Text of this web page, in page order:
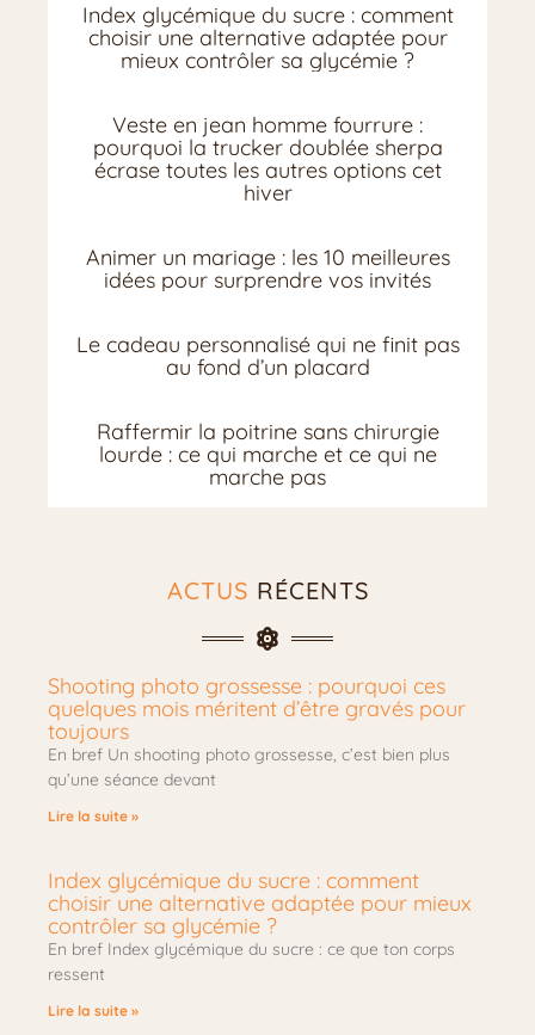
Index glycémique du sucre : comment
choisir une alternative adaptée pour
mieux contrôler sa glycémie ?
Veste en jean homme fourrure :
pourquoi la trucker doublée sherpa
écrase toutes les autres options cet
hiver
Animer un mariage : les 10 meilleures
idées pour surprendre vos invités
Le cadeau personnalisé qui ne finit pas
au fond d’un placard
Raffermir la poitrine sans chirurgie
lourde : ce qui marche et ce qui ne
marche pas
ACTUS RÉCENTS
Shooting photo grossesse : pourquoi ces
quelques mois méritent d’être gravés pour
toujours
En bref Un shooting photo grossesse, c’est bien plus
qu’une séance devant
Lire la suite »
Index glycémique du sucre : comment
choisir une alternative adaptée pour mieux
contrôler sa glycémie ?
En bref Index glycémique du sucre : ce que ton corps
ressent
Lire la suite »